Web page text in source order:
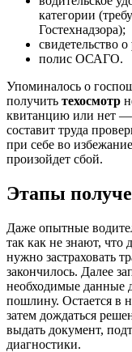
категории
Гостехнадзора);
свидетельство о
полис ОСАГО.
Упоминалось о
получить техосмотр
квитанцию или нет —
составит труда
при себе во
произойдет сбой.
Этапы
Даже опытные
так как не знают, что
нужно застраховать
закончилось. Далее
необходимые данные
пошлину. Остается в
затем дождаться
выдать документ,
диагностики.